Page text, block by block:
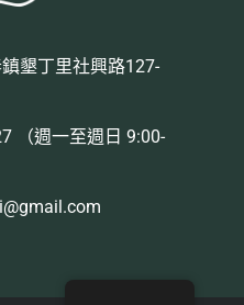
墾丁里社興路127-
（週一至週日 9:00-